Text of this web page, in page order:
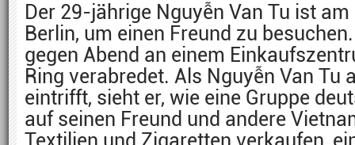
Der 29-jährige Nguyễn Van Tu ist
Berlin, um einen Freund zu
gegen Abend an einem
Ring verabredet. Als Nguyễn Van Tu
eintrifft, sieht er, wie eine Gruppe
auf seinen Freund und andere